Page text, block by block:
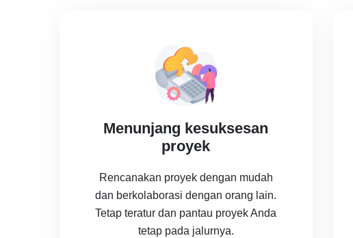
Menunjang kesuksesan
proyek
Rencanakan proyek dengan mudah
dan berkolaborasi dengan orang lain.
Tetap teratur dan pantau proyek Anda
tetap pada jalurnya.